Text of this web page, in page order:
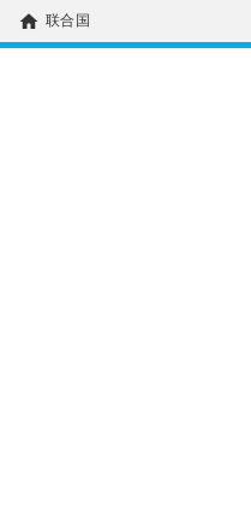
home 联合国